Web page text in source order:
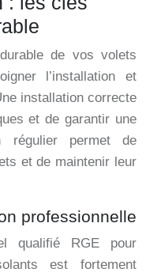
de vos volets
l’installation et
installation correcte
et de garantir une
régulier permet de
et de maintenir leur
professionnelle
qualifié RGE pour
est fortement